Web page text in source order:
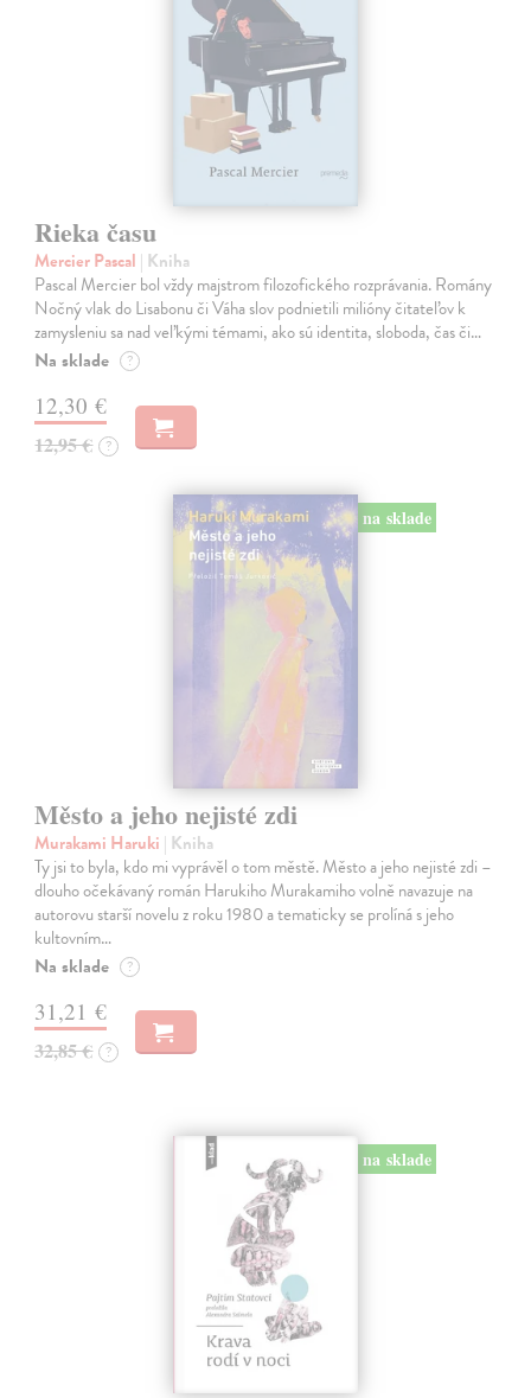
Rieka času
Mercier Pascal | Kniha
Pascal Mercier bol vždy majstrom filozofického rozprávania. Romány
Nočný vlak do Lisabonu či Váha slov podnietili milióny čitateľov k
zamysleniu sa nad veľkými témami, ako sú identita, sloboda, čas či…
Na sklade ?
12,30 €
12,95 € ?
na sklade
Město a jeho nejisté zdi
Murakami Haruki | Kniha
Ty jsi to byla, kdo mi vyprávěl o tom městě. Město a jeho nejisté zdi –
dlouho očekávaný román Harukiho Murakamiho volně navazuje na
autorovu starší novelu z roku 1980 a tematicky se prolíná s jeho
kultovním…
Na sklade ?
31,21 €
32,85 € ?
na sklade